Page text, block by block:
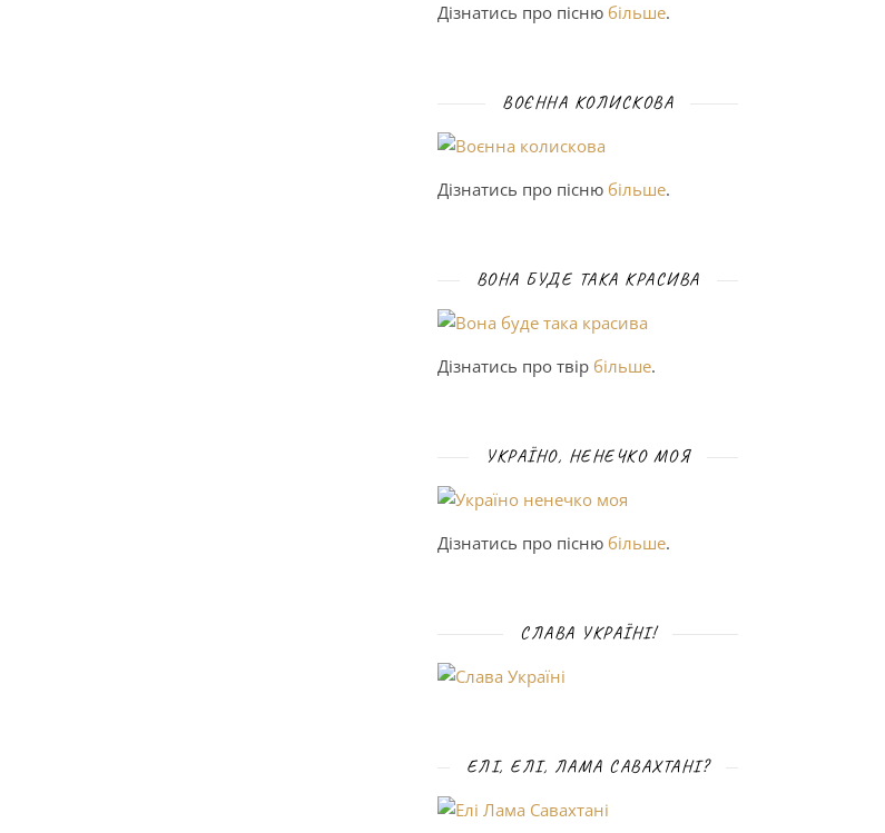
Дізнатись про пісню більше.
ВОЄННА КОЛИСКОВА
Дізнатись про пісню більше.
ВОНА БУДЕ ТАКА КРАСИВА
Дізнатись про твір більше.
УКРАЇНО, НЕНЕЧКО МОЯ
Дізнатись про пісню більше.
СЛАВА УКРАЇНІ!
ЕЛІ, ЕЛІ, ЛАМА САВАХТАНІ?